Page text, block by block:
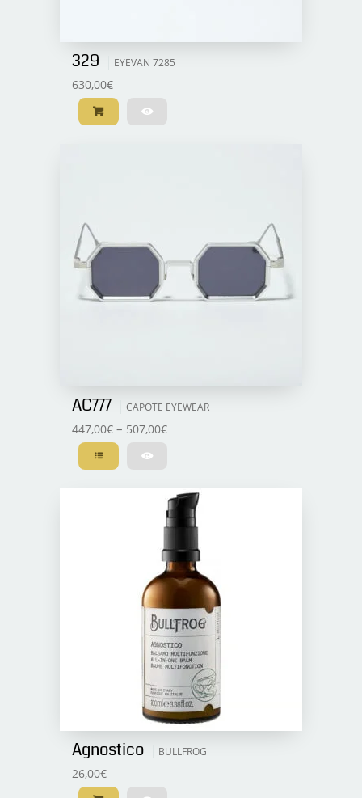
329 EYEVAN 7285
630,00€
AC777 CAPOTE EYEWEAR
447,00€– 507,00€
Agnostico BULLFROG
26,00€